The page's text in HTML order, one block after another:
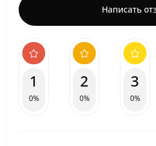
Написать
1
0%
2
0%
3
0%